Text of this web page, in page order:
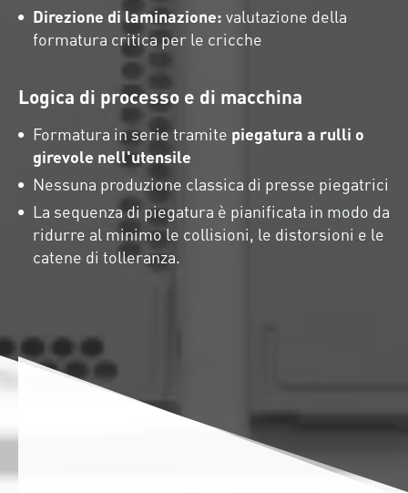
Direzione di laminazione: valutazione della
formatura critica per le cricche
Logica di processo e di macchina
Formatura in serie tramite piegatura a rulli o
girevole nell'utensile
Nessuna produzione classica di presse piegatrici
La sequenza di piegatura è pianificata in modo da
ridurre al minimo le collisioni, le distorsioni e le
catene di tolleranza.